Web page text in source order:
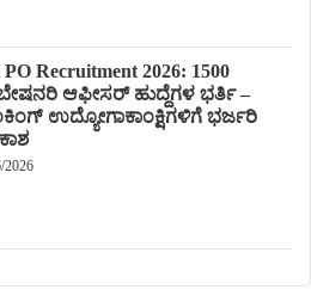
Recruitment 2026: 1500
ಆಫೀಸರ್ ಹುದ್ದೆಗಳ ಭರ್ತಿ –
ಉದ್ಯೋಗಾಕಾಂಕ್ಷಿಗಳಿಗೆ ಭರ್ಜರಿ
2026